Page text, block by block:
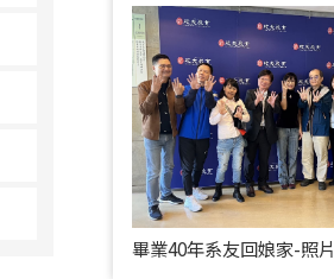
畢業40年系友回娘家-照片